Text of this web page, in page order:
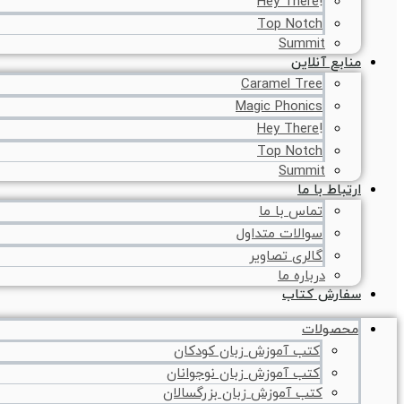
Top Notch
Summit
منابع آنلاین
Caramel Tree
Magic Phonics
!Hey There
Top Notch
Summit
ارتباط با ما
تماس با ما
سوالات متداول
گالری تصاویر
درباره ما
سفارش کتاب
محصولات
کتب آموزش زبان کودکان
کتب آموزش زبان نوجوانان
کتب آموزش زبان بزرگسالان